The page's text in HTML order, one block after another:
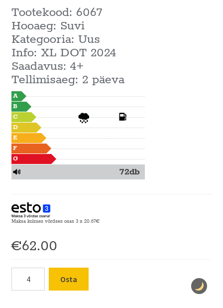
Tootekood: 6067
Hooaeg: Suvi
Kategooria: Uus
Info: XL DOT 2024
Saadavus: 4+
Tellimisaeg: 2 päeva
A
B
C
D
E
F
G
72db
Maksa kolmes võrdses osas 3 x 20.67€
€62.00
Osta